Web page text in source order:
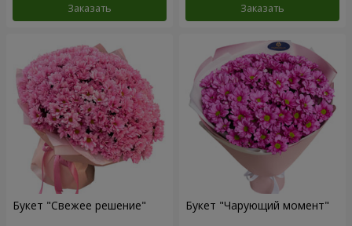
Заказать Заказать
Букет "Свежее решение" Букет "Чарующий момент"